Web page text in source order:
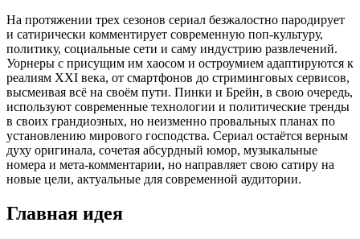
На протяжении трех сезонов сериал безжалостно пародирует
и сатирически комментирует современную поп-культуру,
политику, социальные сети и саму индустрию развлечений.
Уорнеры с присущим им хаосом и остроумием адаптируются к
реалиям XXI века, от смартфонов до стриминговых сервисов,
высмеивая всё на своём пути. Пинки и Брейн, в свою очередь,
используют современные технологии и политические тренды
в своих грандиозных, но неизменно провальных планах по
установлению мирового господства. Сериал остаётся верным
духу оригинала, сочетая абсурдный юмор, музыкальные
номера и мета-комментарии, но направляет свою сатиру на
новые цели, актуальные для современной аудитории.
Главная идея